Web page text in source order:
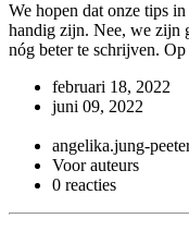
We hopen dat onze tips
handig zijn. Nee, we zijn
nóg beter te schrijven.
februari 18, 2022
juni 09, 2022
angelika.jung-
Voor auteurs
0 reacties